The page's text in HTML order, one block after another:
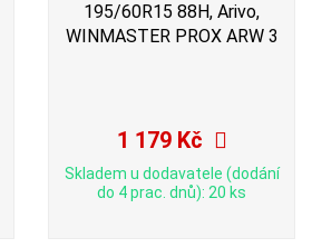
195/60R15 88H, Arivo,
WINMASTER PROX ARW 3
1 179 Kč
Skladem u dodavatele (dodání
do 4 prac. dnů): 20 ks